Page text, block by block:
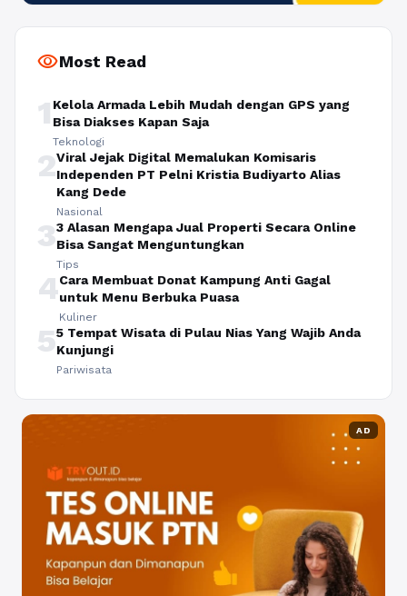
visibilityMost Read
1 Kelola Armada Lebih Mudah dengan GPS yang
Bisa Diakses Kapan Saja
Teknologi
2Viral Jejak Digital Memalukan Komisaris
Independen PT Pelni Kristia Budiyarto Alias
Kang Dede
Nasional
33 Alasan Mengapa Jual Properti Secara Online
Bisa Sangat Menguntungkan
Tips
4Cara Membuat Donat Kampung Anti Gagal
untuk Menu Berbuka Puasa
Kuliner
55 Tempat Wisata di Pulau Nias Yang Wajib Anda
Kunjungi
Pariwisata
AD